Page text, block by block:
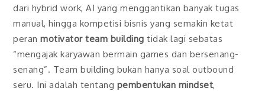
dari hybrid work, AI yang menggantikan banyak tugas
manual, hingga kompetisi bisnis yang semakin ketat
peranmotivator team building tidak lagi sebatas
“mengajak karyawan bermain games dan bersenang-
senang”. Team building bukan hanya soal outbound
seru. Ini adalah tentang pembentukan mindset,